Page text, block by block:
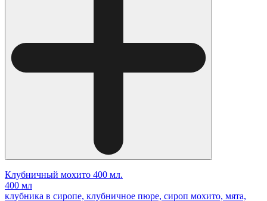
Клубничный мохито 400 мл.
400 мл
клубника в сиропе, клубничное пюре, сироп мохито, мята,